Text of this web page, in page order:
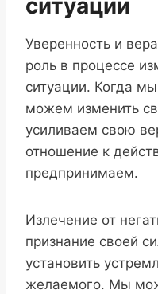
ситуации
Уверенность и
роль в процессе
ситуации. Когда
можем изменить
усиливаем свою
отношение к
предпринимаем.
Излечение от
признание своей
установить
желаемого. Мы